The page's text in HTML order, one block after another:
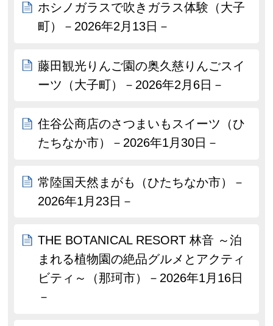
ホシノガラスで吹きガラス体験（大子
町）－2026年2月13日－
藤田観光りんご園の奥久慈りんごスイ
ーツ（大子町）－2026年2月6日－
住谷公商店のさつまいもスイーツ（ひ
たちなか市）－2026年1月30日－
常陸国天然まがも（ひたちなか市）－
2026年1月23日－
THE BOTANICAL RESORT 林音 ～泊
まれる植物園の絶品グルメとアクティ
ビティ～（那珂市）－2026年1月16日
－